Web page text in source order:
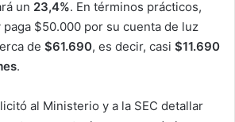
un 23,4%. En términos prácticos,
paga $50.000 por su cuenta de luz
de $61.690, es decir, casi $11.690
.
al Ministerio y a la SEC detallar